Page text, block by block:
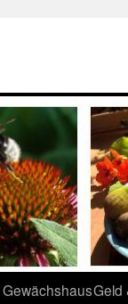
GewächshausGeld